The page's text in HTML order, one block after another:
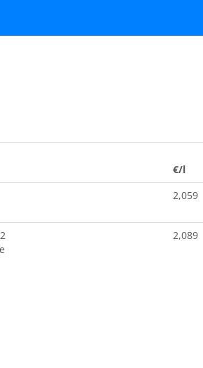
€/l
2,059
2,089